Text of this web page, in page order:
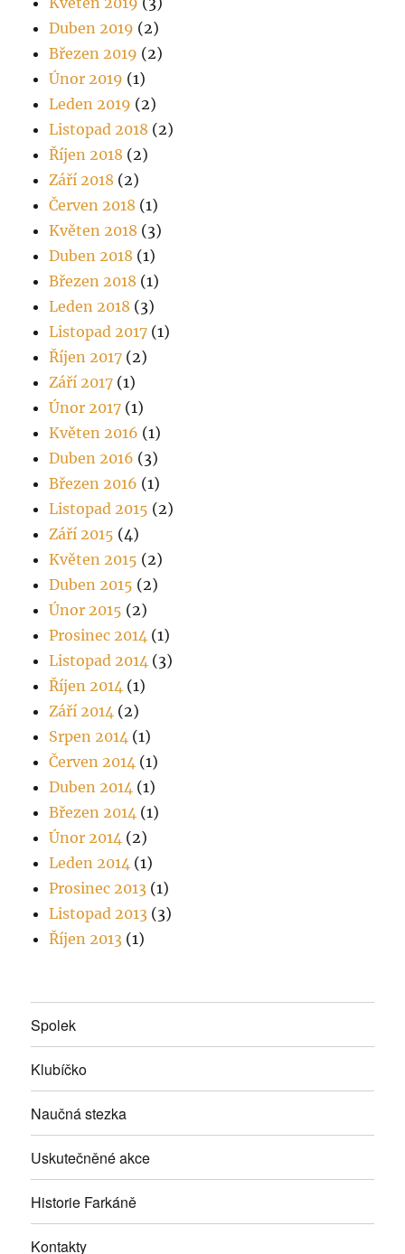
Duben 2019 (2)
Březen 2019 (2)
Únor 2019 (1)
Leden 2019 (2)
Listopad 2018 (2)
Říjen 2018 (2)
Září 2018 (2)
Červen 2018 (1)
Květen 2018 (3)
Duben 2018 (1)
Březen 2018 (1)
Leden 2018 (3)
Listopad 2017 (1)
Říjen 2017 (2)
Září 2017 (1)
Únor 2017 (1)
Květen 2016 (1)
Duben 2016 (3)
Březen 2016 (1)
Listopad 2015 (2)
Září 2015 (4)
Květen 2015 (2)
Duben 2015 (2)
Únor 2015 (2)
Prosinec 2014 (1)
Listopad 2014 (3)
Říjen 2014 (1)
Září 2014 (2)
Srpen 2014 (1)
Červen 2014 (1)
Duben 2014 (1)
Březen 2014 (1)
Únor 2014 (2)
Leden 2014 (1)
Prosinec 2013 (1)
Listopad 2013 (3)
Říjen 2013 (1)
Spolek
Klubíčko
Naučná stezka
Uskutečněné akce
Historie Farkáně
Kontakty